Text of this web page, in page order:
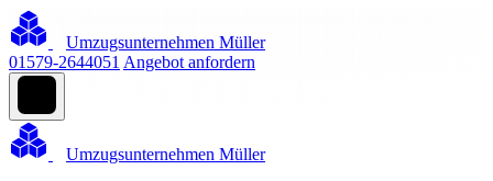
Umzugsunternehmen Müller
01579-2644051 Angebot anfordern
Umzugsunternehmen Müller